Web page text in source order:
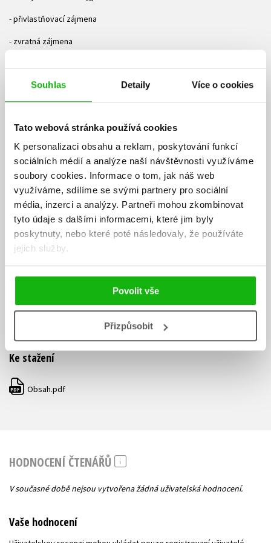
Souhlas Detaily Více o cookies
Tato webová stránka používá cookies
K personalizaci obsahu a reklam, poskytování funkcí
sociálních médií a analýze naší návštěvnosti využíváme
soubory cookies. Informace o tom, jak náš web
využíváme, sdílíme se svými partnery pro sociální
média, inzerci a analýzy. Partneři mohou zkombinovat
tyto údaje s dalšími informacemi, které jim byly
poskytnuty, nebo které poté následovaly, že používáte
jejich služby.
Povolit vše
Přizpůsobit
- přivlastňovací zájmena
- zvratná zájmena
- počitatelná a nepočitatelná podstatná jména
- ukazovací zájmena
- záporná a neurčitá zájmena
- přídavná jména a jejich stupňování
- příslovce
- předložky
- slovosled
- podmínkové věty
- pravidla pravopisu
Ke stažení
PDF Obsah.pdf
HODNOCENÍ ČTENÁŘŮ
V současné době nejsou vytvořena žádná uživatelská hodnocení.
Vaše hodnocení